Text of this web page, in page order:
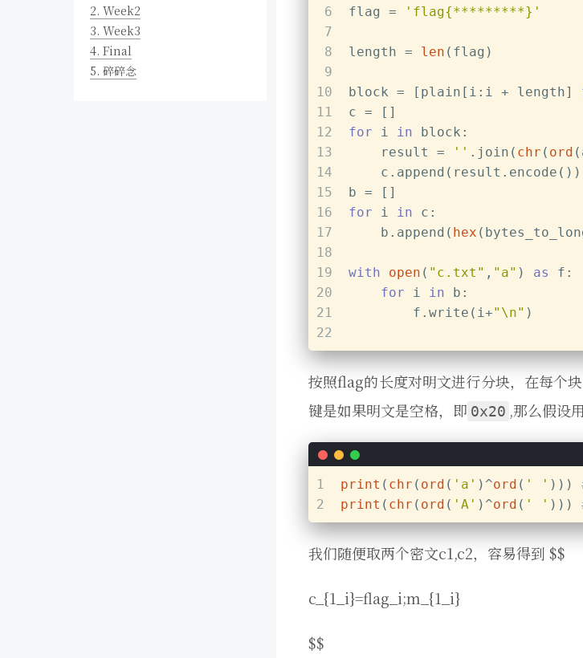
6
7
8
9
10
11
12
13
14
15
16
17
18
19
20
21
22
flag = 'flag{*********}'
length = len (flag)
block = [plain[i:i + length]
c = []
for i in block:
    result =
'' .join( chr ( ord
    c.append(result.encode())
b = []
for i in c:
    b.append(
hex
with open ( "c.txt" , "a" ) as
f:
for i in b:
        f.write(i+
"\n" )
按照flag的长度对明文进行分块，在每个
键是如果明文是空格，即 0x20 ,那么假设
1
2
print ( chr ( ord ( 'a' )^ord ( ' ' )))
print ( chr ( ord ( 'A' )^ord ( ' ' )))
我们随便取两个密文c1,c2，容易得到 $$
c_{1_i}=flag_i;m_{1_i}
$$
2. Week2
3. Week3
4. Final
5. 碎碎念